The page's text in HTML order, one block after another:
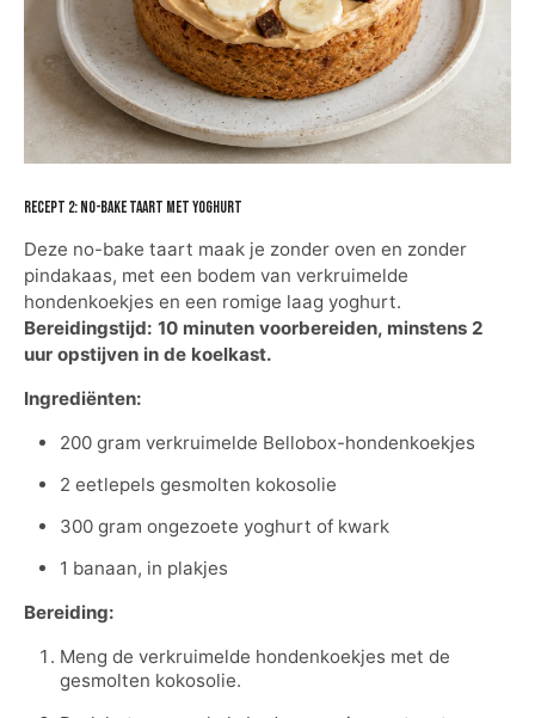
Recept 2: no-bake taart met yoghurt
Deze no-bake taart maak je zonder oven en zonder
pindakaas, met een bodem van verkruimelde
hondenkoekjes en een romige laag yoghurt.
Bereidingstijd: 10 minuten voorbereiden, minstens 2
uur opstijven in de koelkast.
Ingrediënten:
200 gram verkruimelde Bellobox-hondenkoekjes
2 eetlepels gesmolten kokosolie
300 gram ongezoete yoghurt of kwark
1 banaan, in plakjes
Bereiding:
Meng de verkruimelde hondenkoekjes met de
gesmolten kokosolie.